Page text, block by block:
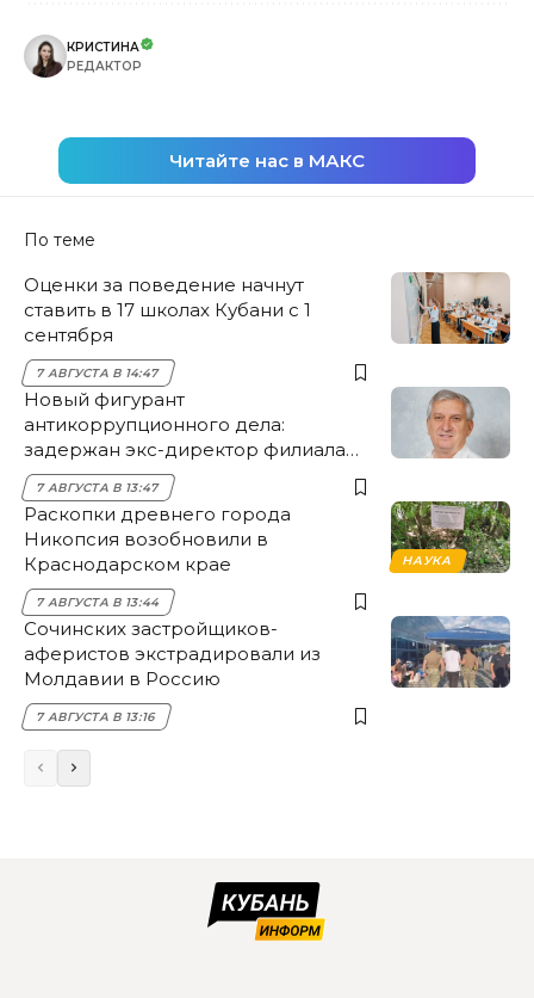
КРИСТИНА
РЕДАКТОР
Читайте нас в МАКС
По теме
Оценки за поведение начнут
ставить в 17 школах Кубани с 1
сентября
7 АВГУСТА В 14:47
Новый фигурант
антикоррупционного дела:
задержан экс-директор филиала
НЭСК Крымска
7 АВГУСТА В 13:47
НАУКА
Раскопки древнего города
Никопсия возобновили в
Краснодарском крае
7 АВГУСТА В 13:44
Сочинских застройщиков-
аферистов экстрадировали из
Молдавии в Россию
7 АВГУСТА В 13:16